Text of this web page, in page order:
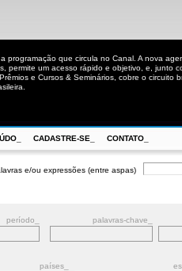
programação que circula no Canal. A nova
permite um acesso rápido e objetivo, e, junto
e Cursos & Seminários, cobre o circuito
CADASTRE-SE_ CONTATO_
e/ou expressões (entre aspas)
período_
palavras-chave_
países_